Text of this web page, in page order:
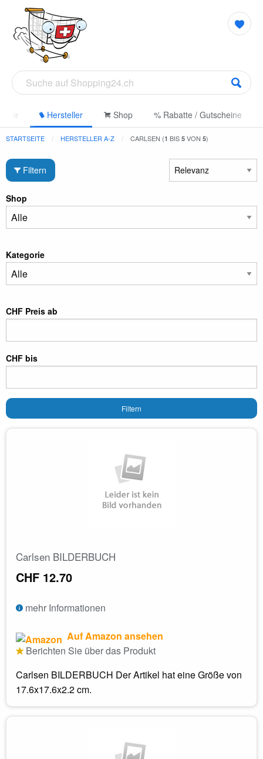
Hersteller Shop % Rabatte / Gutscheine
STARTSEITE HERSTELLER A-Z CARLSEN (1 BIS 5 VON 5)
Filtern
Shop
Kategorie
CHF Preis ab
CHF bis
Filtern
Carlsen BILDERBUCH
CHF 12.70
mehr Informationen
Auf Amazon ansehen
Berichten Sie über das Produkt
Carlsen BILDERBUCH Der Artikel hat eine Größe von
17.6x17.6x2.2 cm.